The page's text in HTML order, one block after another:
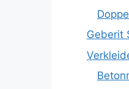
Geberit